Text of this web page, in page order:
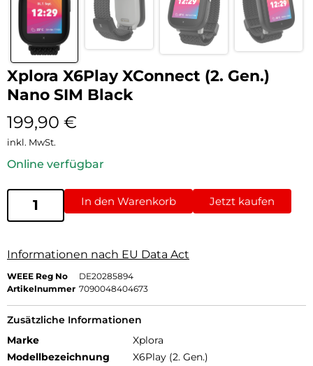
Xplora X6Play XConnect (2. Gen.)
Nano SIM Black
199,90 €
inkl. MwSt.
Online verfügbar
In den Warenkorb Jetzt kaufen
Informationen nach EU Data Act
WEEE Reg No
DE20285894
Artikelnummer 7090048404673
Zusätzliche Informationen
Marke
Xplora
Modellbezeichnung
X6Play (2. Gen.)